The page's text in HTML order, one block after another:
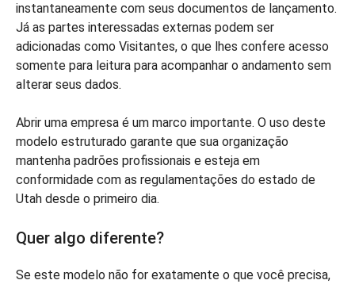
instantaneamente com seus documentos de lançamento.
Já as partes interessadas externas podem ser
adicionadas como Visitantes, o que lhes confere acesso
somente para leitura para acompanhar o andamento sem
alterar seus dados.
Abrir uma empresa é um marco importante. O uso deste
modelo estruturado garante que sua organização
mantenha padrões profissionais e esteja em
conformidade com as regulamentações do estado de
Utah desde o primeiro dia.
Quer algo diferente?
Se este modelo não for exatamente o que você precisa,